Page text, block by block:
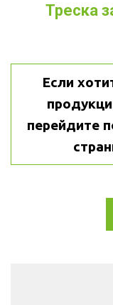
Треска
Если
перейдите